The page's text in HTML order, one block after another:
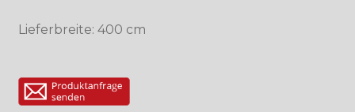
Lieferbreite: 400 cm